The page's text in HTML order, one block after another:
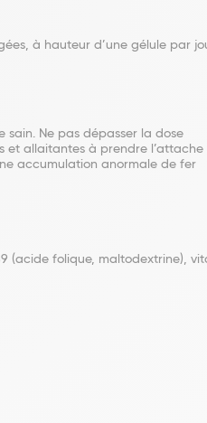
à hauteur d’une gélule par
sain. Ne pas dépasser la dose
et allaitantes à prendre l’attache
accumulation anormale de fer
folique, maltodextrine),